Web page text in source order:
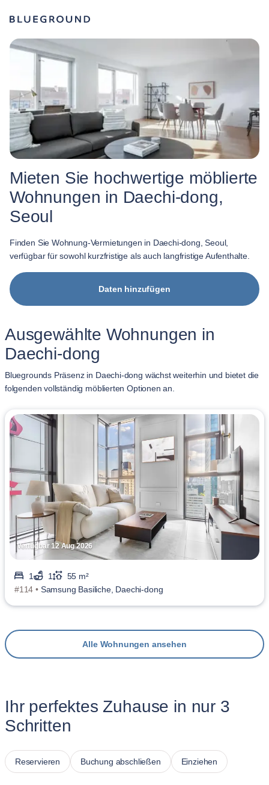
Mieten Sie hochwertige möblierte
Wohnungen in Daechi-dong,
Seoul
Finden Sie Wohnung-Vermietungen in Daechi-dong, Seoul,
verfügbar für sowohl kurzfristige als auch langfristige Aufenthalte.
Daten hinzufügen
Ausgewählte Wohnungen in
Daechi-dong
Bluegrounds Präsenz in Daechi-dong wächst weiterhin und bietet die
folgenden vollständig möblierten Optionen an.
Verfügbar 12 Aug 2026
1 1
55 m²
#114 • Samsung Basiliche, Daechi-dong
Alle Wohnungen ansehen
Ihr perfektes Zuhause in nur 3
Schritten
Reservieren Buchung abschließen Einziehen